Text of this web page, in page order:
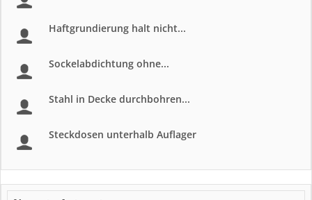
Haftgrundierung halt nicht...
Sockelabdichtung ohne...
Stahl in Decke durchbohren...
Steckdosen unterhalb Auflager